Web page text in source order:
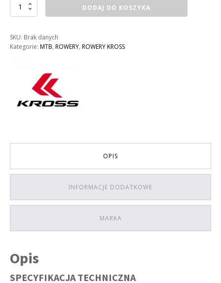
ilość
ROWER
HEXAGON
2.0
MĘSKI
CZARNY
ŻÓŁTY
DODAJ DO KOSZYKA
SKU: Brak danych
Kategorie: MTB, ROWERY, ROWERY KROSS
OPIS
INFORMACJE DODATKOWE
MARKA
Opis
SPECYFIKACJA TECHNICZNA